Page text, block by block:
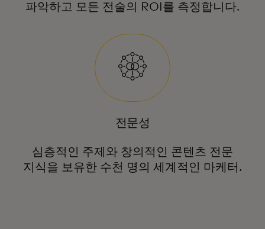
파악하고 모든 전술의 ROI를 측정합니다.
전문성
심층적인 주제와 창의적인 콘텐츠 전문
지식을 보유한 수천 명의 세계적인 마케터.